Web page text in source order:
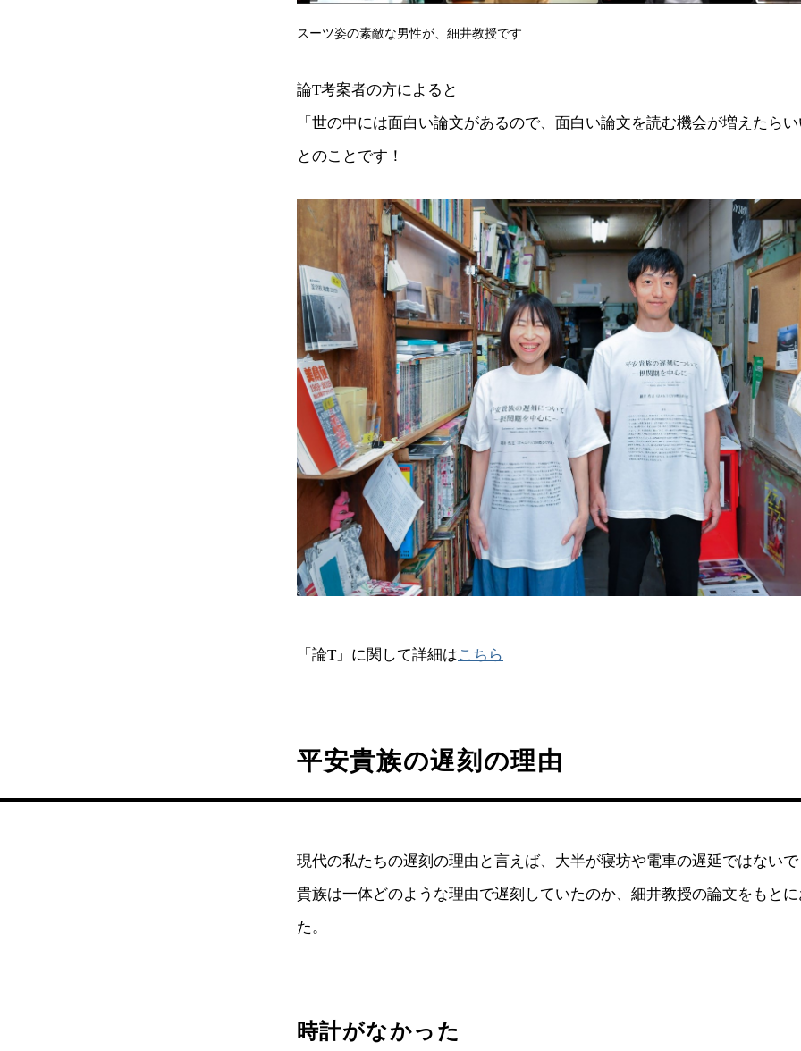
スーツ姿の素敵な男性が、細井教授です
論T考案者の方によると
「世の中には面白い論文があるので、面白い論文を読む機会が増えたら
とのことです！
「論T」に関して詳細はこちら
平安貴族の遅刻の理由
現代の私たちの遅刻の理由と言えば、大半が寝坊や電車の遅延ではない
貴族は一体どのような理由で遅刻していたのか、細井教授の論文をもと
た。
時計がなかった